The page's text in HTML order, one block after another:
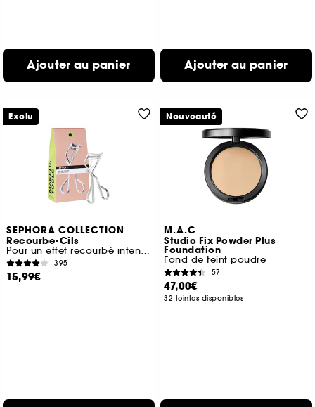
Ajouter au panier Ajouter au panier
SEPHORA COLLECTION
Recourbe-Cils
Pour un effet recourbé intense
395
15,99€
Exclu
M.A.C
Studio Fix Powder Plus
Foundation
Fond de teint poudre
57
47,00€
32 teintes disponibles
Nouveauté